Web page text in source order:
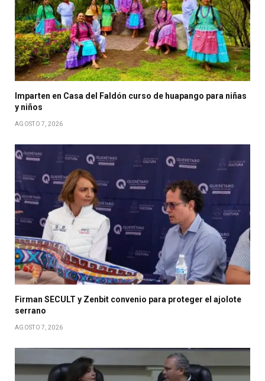
Imparten en Casa del Faldón curso de huapango para niñas
y niños
AGOSTO 7, 2026
Firman SECULT y Zenbit convenio para proteger el ajolote
serrano
AGOSTO 7, 2026